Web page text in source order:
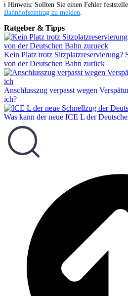
ℹ️ Hinweis: Sollten Sie einen Fehler
Bahnhofseintrag zu melden
Ratgeber & Tipps
Kein Platz trotz Sitzplatzreservierung?
von der Deutschen Bahn zurück
Anschlusszug verpasst wegen
ich?
Was kann der neue ICE L der